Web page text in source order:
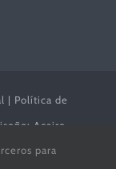
| Política de
Acaire
para